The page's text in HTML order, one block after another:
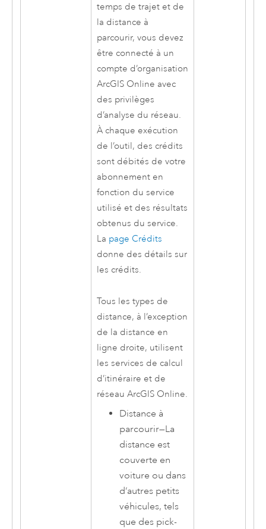
temps de trajet et de
la distance à
parcourir, vous devez
être connecté à un
compte d’organisation
ArcGIS Online avec
des privilèges
d’analyse du réseau.
À chaque exécution
de l’outil, des crédits
sont débités de votre
abonnement en
fonction du service
utilisé et des résultats
obtenus du service.
La page Crédits
donne des détails sur
les crédits.
Tous les types de
distance, à l’exception
de la distance en
ligne droite, utilisent
les services de calcul
d’itinéraire et de
réseau ArcGIS Online.
Distance à
parcourir—La
distance est
couverte en
voiture ou dans
d’autres petits
véhicules, tels
que des pick-